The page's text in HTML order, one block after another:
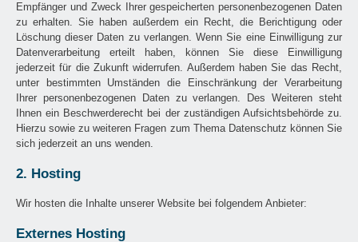
Empfänger und Zweck Ihrer gespeicherten personenbezogenen Daten
zu erhalten. Sie haben außerdem ein Recht, die Berichtigung oder
Löschung dieser Daten zu verlangen. Wenn Sie eine Einwilligung zur
Datenverarbeitung erteilt haben, können Sie diese Einwilligung
jederzeit für die Zukunft widerrufen. Außerdem haben Sie das Recht,
unter bestimmten Umständen die Einschränkung der Verarbeitung
Ihrer personenbezogenen Daten zu verlangen. Des Weiteren steht
Ihnen ein Beschwerderecht bei der zuständigen Aufsichtsbehörde zu.
Hierzu sowie zu weiteren Fragen zum Thema Datenschutz können Sie
sich jederzeit an uns wenden.
2. Hosting
Wir hosten die Inhalte unserer Website bei folgendem Anbieter:
Externes Hosting